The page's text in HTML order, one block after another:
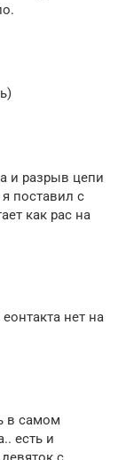
и разрыв цепи
поставил с
как рас на
нет на
в самом
есть и